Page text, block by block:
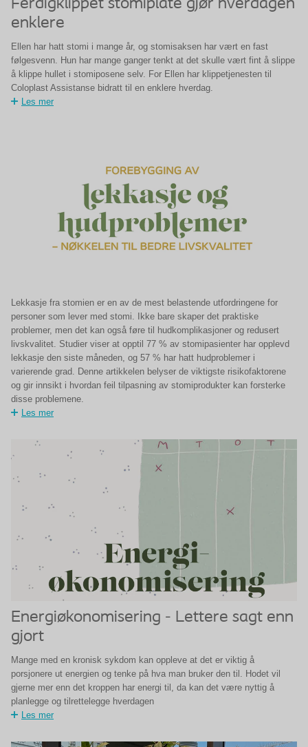
Ferdigklippet stomiplate gjør hverdagen
enklere
Ellen har hatt stomi i mange år, og stomisaksen har vært en fast
følgesvenn. Hun har mange ganger tenkt at det skulle vært fint å slippe
å klippe hullet i stomiposene selv. For Ellen har klippetjenesten til
Coloplast Assistanse bidratt til en enklere hverdag.
Les mer
Lekkasje fra stomien er en av de mest belastende utfordringene for
personer som lever med stomi. Ikke bare skaper det praktiske
problemer, men det kan også føre til hudkomplikasjoner og redusert
livskvalitet. Studier viser at opptil 77 % av stomipasienter har opplevd
lekkasje den siste måneden, og 57 % har hatt hudproblemer i
varierende grad. Denne artikkelen belyser de viktigste risikofaktorene
og gir innsikt i hvordan feil tilpasning av stomiprodukter kan forsterke
disse problemene.
Les mer
Energiøkonomisering - Lettere sagt enn
gjort
Mange med en kronisk sykdom kan oppleve at det er viktig å
porsjonere ut energien og tenke på hva man bruker den til. Hodet vil
gjerne mer enn det kroppen har energi til, da kan det være nyttig å
planlegge og tilrettelegge hverdagen
Les mer